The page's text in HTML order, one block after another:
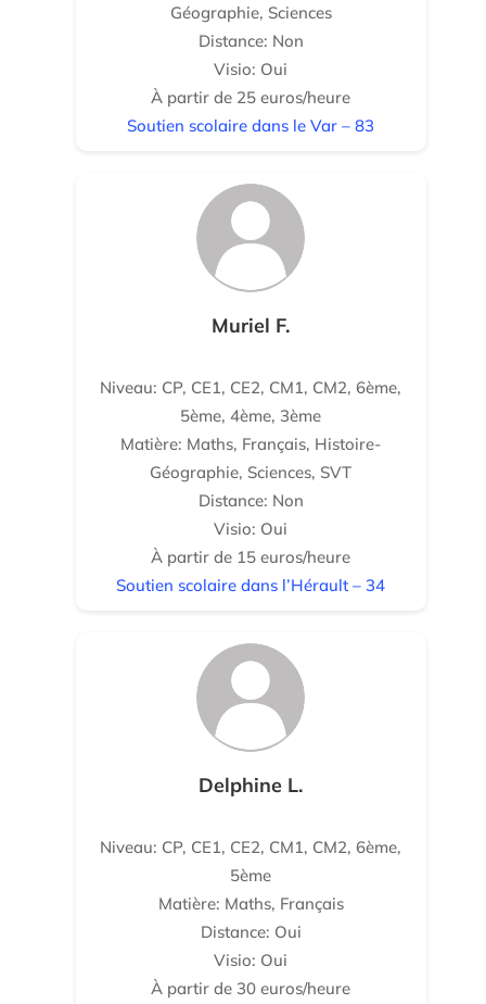
Géographie, Sciences
Distance: Non
Visio: Oui
À partir de 25 euros/heure
Soutien scolaire dans le Var – 83
Muriel F.
Niveau: CP, CE1, CE2, CM1, CM2, 6ème,
5ème, 4ème, 3ème
Matière: Maths, Français, Histoire-
Géographie, Sciences, SVT
Distance: Non
Visio: Oui
À partir de 15 euros/heure
Soutien scolaire dans l’Hérault – 34
Delphine L.
Niveau: CP, CE1, CE2, CM1, CM2, 6ème,
5ème
Matière: Maths, Français
Distance: Oui
Visio: Oui
À partir de 30 euros/heure